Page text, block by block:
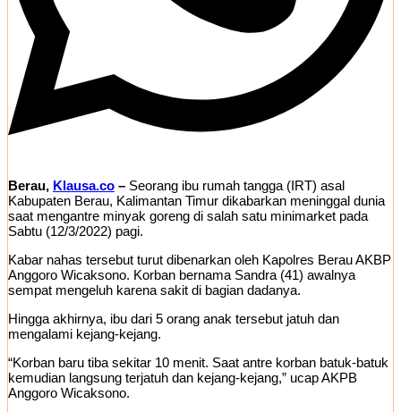
Berau, Klausa.co – Seorang ibu rumah tangga (IRT) asal
Kabupaten Berau, Kalimantan Timur dikabarkan meninggal dunia
saat mengantre minyak goreng di salah satu minimarket pada
Sabtu (12/3/2022) pagi.
Kabar nahas tersebut turut dibenarkan oleh Kapolres Berau AKBP
Anggoro Wicaksono. Korban bernama Sandra (41) awalnya
sempat mengeluh karena sakit di bagian dadanya.
Hingga akhirnya, ibu dari 5 orang anak tersebut jatuh dan
mengalami kejang-kejang.
“Korban baru tiba sekitar 10 menit. Saat antre korban batuk-batuk
kemudian langsung terjatuh dan kejang-kejang,” ucap AKPB
Anggoro Wicaksono.